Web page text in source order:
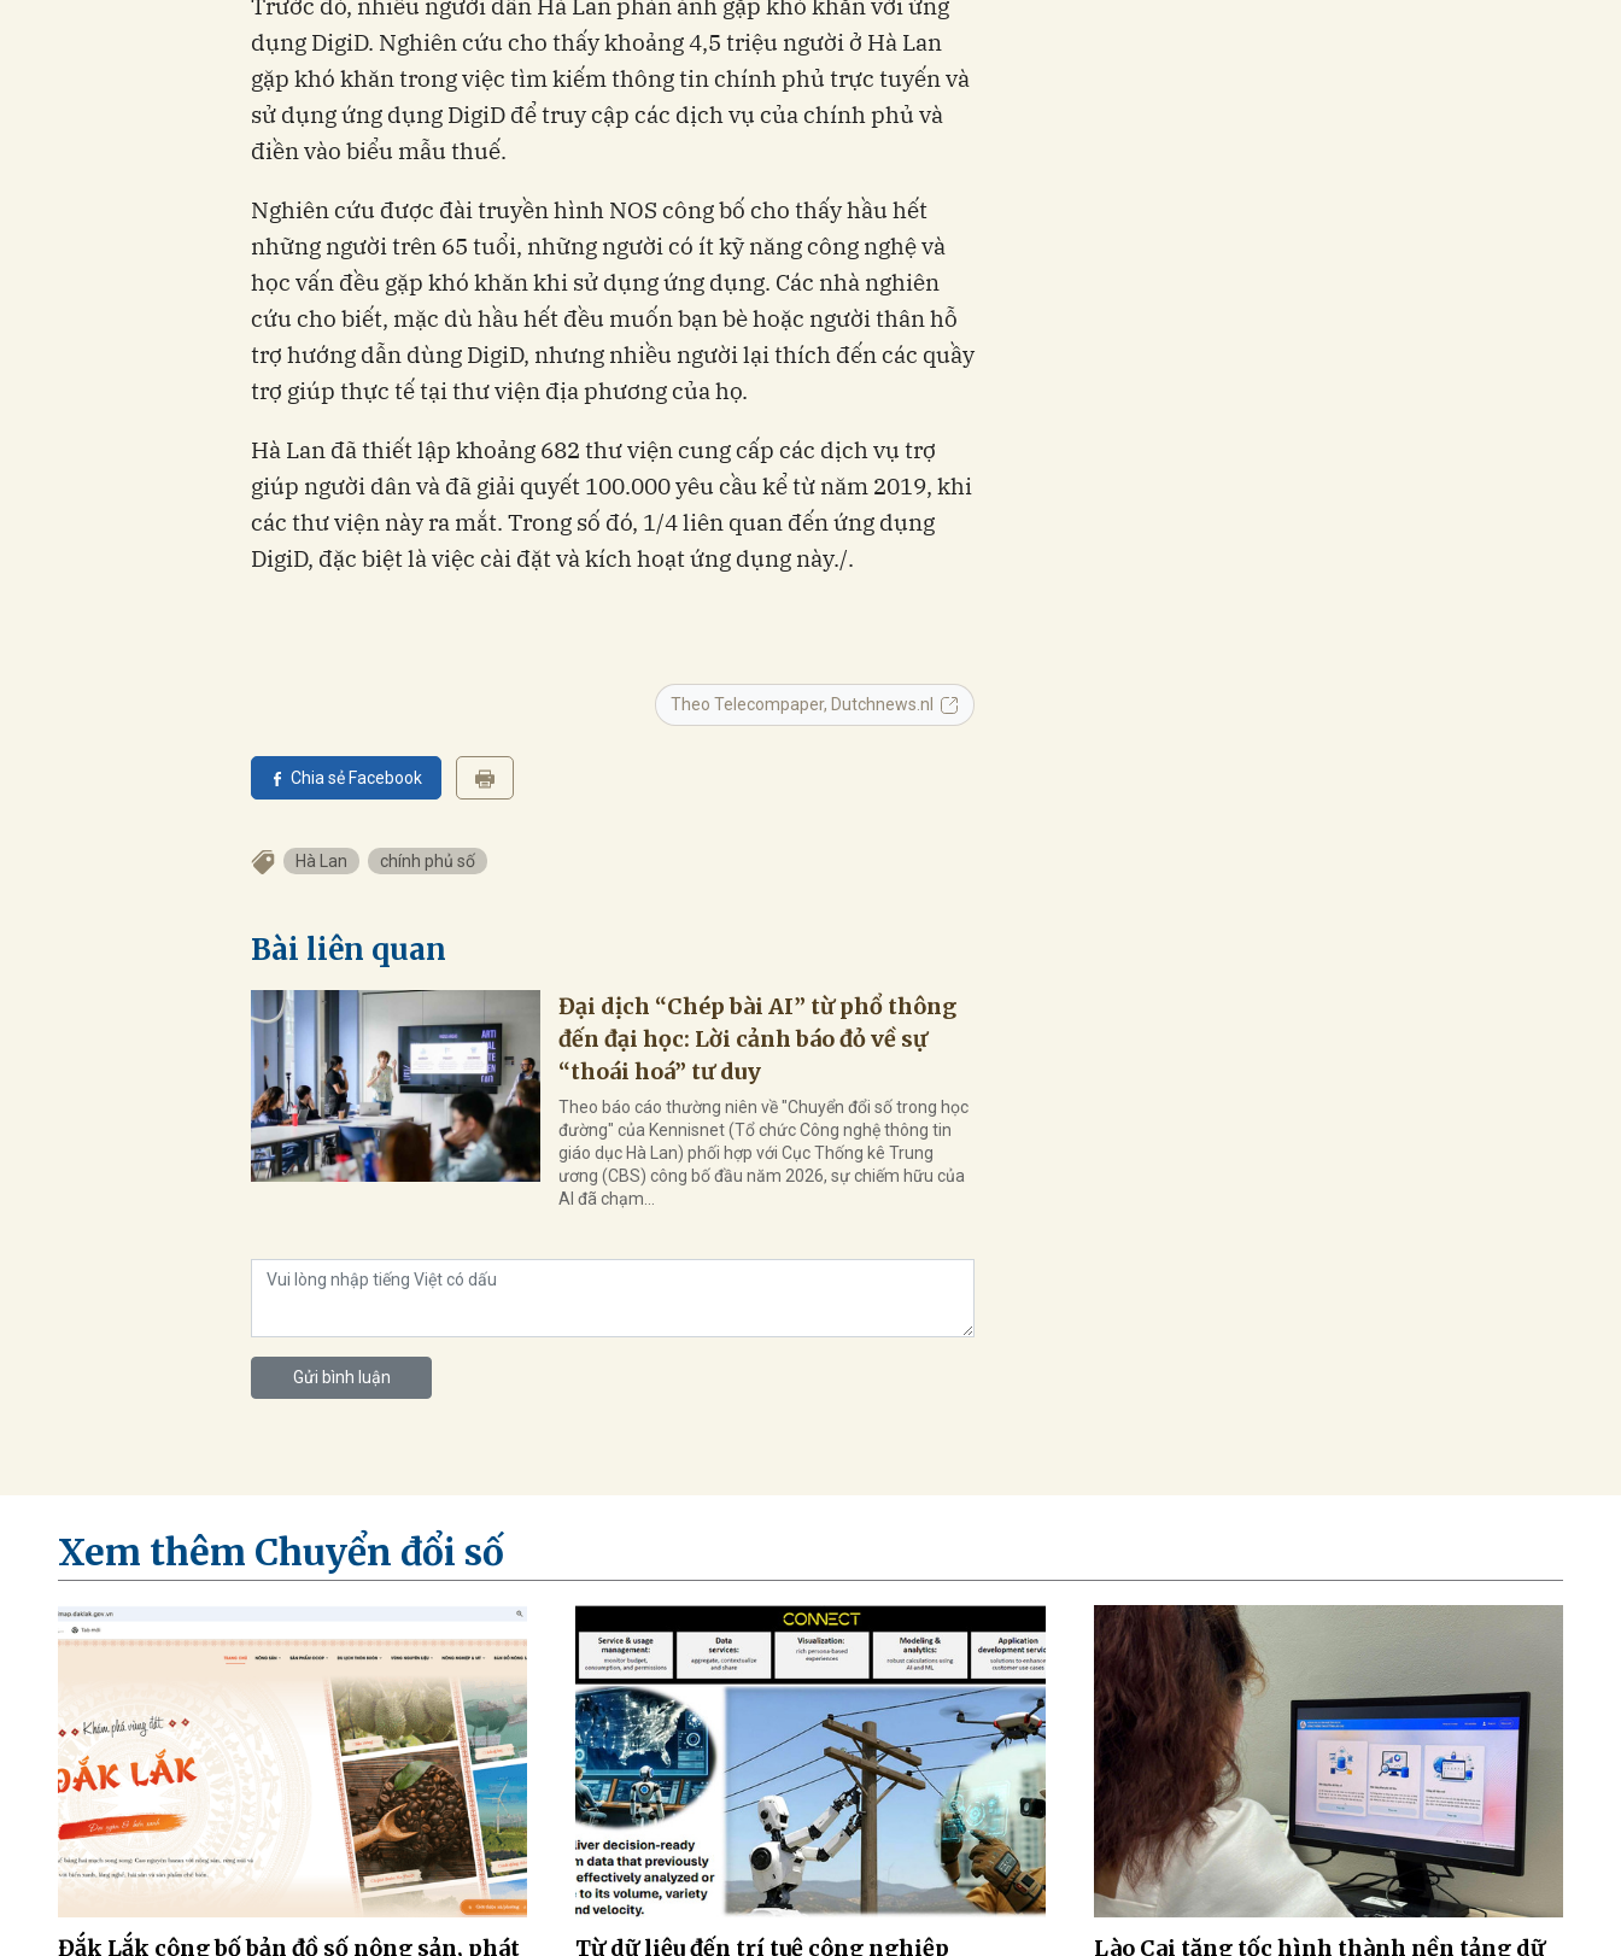
dụng DigiD. Nghiên cứu cho thấy khoảng 4,5 triệu người ở Hà Lan
gặp khó khăn trong việc tìm kiếm thông tin chính phủ trực tuyến và
sử dụng ứng dụng DigiD để truy cập các dịch vụ của chính phủ và
điền vào biểu mẫu thuế.
Nghiên cứu được đài truyền hình NOS công bố cho thấy hầu hết
những người trên 65 tuổi, những người có ít kỹ năng công nghệ và
học vấn đều gặp khó khăn khi sử dụng ứng dụng. Các nhà nghiên
cứu cho biết, mặc dù hầu hết đều muốn bạn bè hoặc người thân hỗ
trợ hướng dẫn dùng DigiD, nhưng nhiều người lại thích đến các quầy
trợ giúp thực tế tại thư viện địa phương của họ.
Hà Lan đã thiết lập khoảng 682 thư viện cung cấp các dịch vụ trợ
giúp người dân và đã giải quyết 100.000 yêu cầu kể từ năm 2019, khi
các thư viện này ra mắt. Trong số đó, 1/4 liên quan đến ứng dụng
DigiD, đặc biệt là việc cài đặt và kích hoạt ứng dụng này./.
Theo Telecompaper, Dutchnews.nl
Chia sẻ Facebook
Hà Lan chính phủ số
Bài liên quan
Đại dịch “Chép bài AI” từ phổ thông
đến đại học: Lời cảnh báo đỏ về sự
“thoái hoá” tư duy
Theo báo cáo thường niên về "Chuyển đổi số trong học
đường" của Kennisnet (Tổ chức Công nghệ thông tin
giáo dục Hà Lan) phối hợp với Cục Thống kê Trung
ương (CBS) công bố đầu năm 2026, sự chiếm hữu của
AI đã chạm...
Gửi bình luận
Xem thêm Chuyển đổi số
Đắk Lắk công bố bản đồ số nông sản, phát Từ dữ liệu đến trí tuệ công nghiệp Lào Cai tăng tốc hình thành nền tảng dữ